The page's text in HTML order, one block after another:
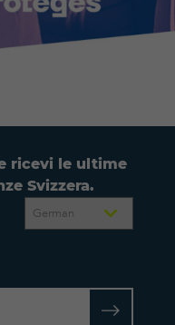
ricevi le ultime
Svizzera.